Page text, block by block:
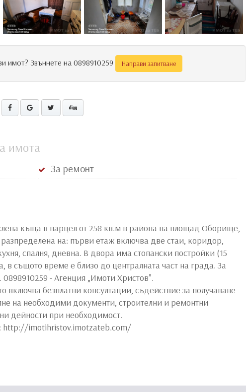
имот? Звъннете на 0898910259 Направи запитване
имота
За ремонт
къща в парцел от 258 кв.м в района на площад Оборище,
на: първи етаж включва две стаи, коридор,
спалня, дневна. В двора има стопански постройки (15
същото време е близо до централната част на града. За
- Агенция „Имоти Христов”.
включва безплатни консултации, съдействие за получаване
на необходими документи, строителни и ремонтни
дейности при необходимост.
http://imotihristov.imotzateb.com/